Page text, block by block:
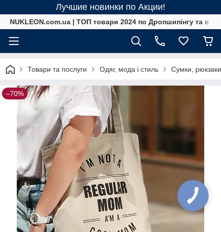
Лучшие новинки по Акции!
NUKLEON.com.ua | ТОП товари 2024 по Дропшипінгу та в
Товари та послуги Одяг, мода і стиль Сумки,
–70%